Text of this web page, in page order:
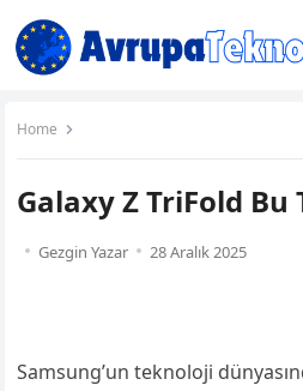
Home
Galaxy Z TriFold Bu
Gezgin Yazar 28 Aralık 2025
Samsung’un teknoloji